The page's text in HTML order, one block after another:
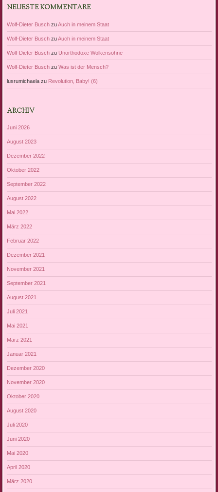
NEUESTE KOMMENTARE
Wolf-Dieter BuschzuAuch in meinem Staat
Wolf-Dieter BuschzuAuch in meinem Staat
Wolf-Dieter Buschzu Unorthodoxe Wolkensöhne
Wolf-Dieter Buschzu Was ist der Mensch?
lusrumichaelazu Revolution, Baby! (6)
ARCHIV
Juni 2026
August 2023
Dezember 2022
Oktober 2022
September 2022
August 2022
Mai 2022
März 2022
Februar 2022
Dezember 2021
November 2021
September 2021
August 2021
Juli 2021
Mai 2021
März 2021
Januar 2021
Dezember 2020
November 2020
Oktober 2020
August 2020
Juli 2020
Juni 2020
Mai 2020
April 2020
März 2020